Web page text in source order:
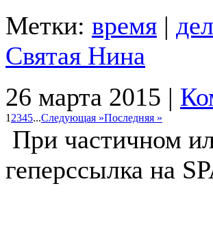
Метки: время |
Святая Нина
26 марта 2015 |
1 2345...Следующая »Последняя »
При частичном
геперссылка на